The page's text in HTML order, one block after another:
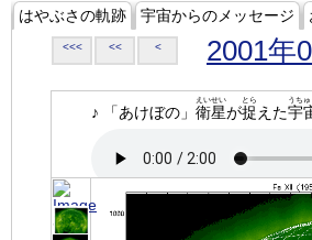
はやぶさの軌跡 宇宙からのメッセージ
<<< << < 2001年
♪ 「あけぼの」 衛星
えいせい
が捉
とら
えた宇
うちゅ